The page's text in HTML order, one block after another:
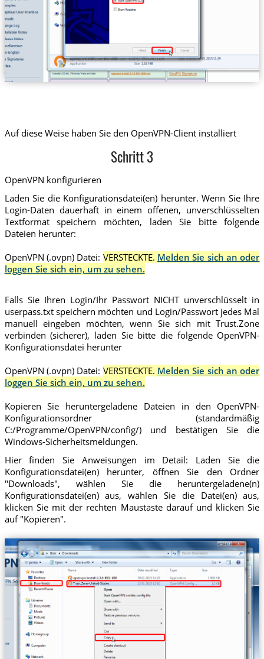
Auf diese Weise haben Sie den OpenVPN-Client installiert
Schritt 3
OpenVPN konfigurieren
Laden Sie die Konfigurationsdatei(en) herunter. Wenn Sie Ihre
Login-Daten dauerhaft in einem offenen, unverschlüsselten
Textformat speichern möchten, laden Sie bitte folgende
Dateien herunter:
OpenVPN (.ovpn) Datei: VERSTECKTE. Melden Sie sich an oder
loggen Sie sich ein, um zu sehen.
Falls Sie Ihren Login/Ihr Passwort NICHT unverschlüsselt in
userpass.txt speichern möchten und Login/Passwort jedes Mal
manuell eingeben möchten, wenn Sie sich mit Trust.Zone
verbinden (sicherer), laden Sie bitte die folgende OpenVPN-
Konfigurationsdatei herunter
OpenVPN (.ovpn) Datei: VERSTECKTE. Melden Sie sich an oder
loggen Sie sich ein, um zu sehen.
Kopieren Sie heruntergeladene Dateien in den OpenVPN-
Konfigurationsordner (standardmäßig
C:/Programme/OpenVPN/config/) und bestätigen Sie die
Windows-Sicherheitsmeldungen.
Hier finden Sie Anweisungen im Detail: Laden Sie die
Konfigurationsdatei(en) herunter, öffnen Sie den Ordner
"Downloads", wählen Sie die heruntergeladene(n)
Konfigurationsdatei(en) aus, wählen Sie die Datei(en) aus,
klicken Sie mit der rechten Maustaste darauf und klicken Sie
auf "Kopieren".
Trust.Zone-United-States